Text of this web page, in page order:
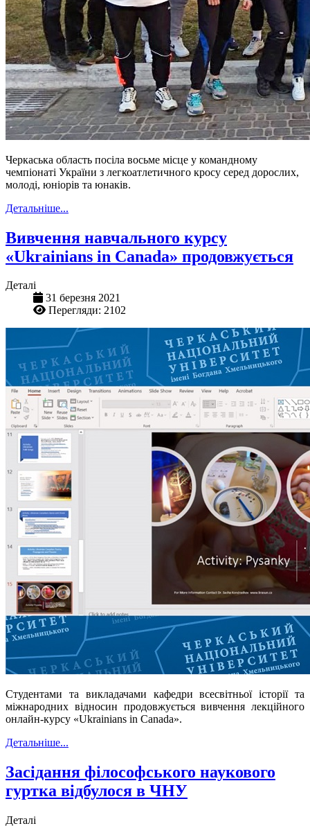
Черкаська область посіла восьме місце у командному
чемпіонаті України з легкоатлетичного кросу серед дорослих,
молоді, юніорів та юнаків.
Детальніше...
Вивчення навчального курсу
«Ukrainians in Canada» продовжується
Деталі
31 березня 2021
Перегляди: 2102
Студентами та викладачами кафедри всесвітньої історії та
міжнародних відносин продовжується вивчення лекційного
онлайн-курсу «Ukrainians in Canada».
Детальніше...
Засідання філософського наукового
гуртка відбулося в ЧНУ
Деталі